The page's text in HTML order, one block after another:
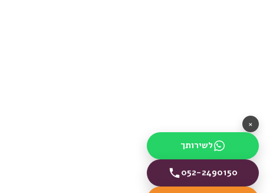
×
לשירותך
052-2490150